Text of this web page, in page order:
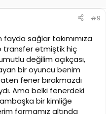
#9
fayda sağlar takımımıza
transfer etmiştik hiç
değilim açıkçası,
bir oyuncu benim
fener bırakmazdı
Ama belki fenerdeki
bir kimliğe
formamız altında